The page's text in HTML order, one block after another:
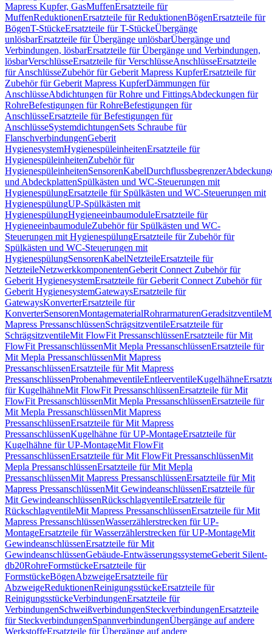
Mapress Kupfer, GasMuffenErsatzteile für
MuffenReduktionenErsatzteile für ReduktionenBögenErsatzteile für
BögenT-StückeErsatzteile für T-StückeÜbergänge
unlösbarErsatzteile für Übergänge unlösbarÜbergänge und
Verbindungen, lösbarErsatzteile für Übergänge und Verbindungen,
lösbarVerschlüsseErsatzteile für VerschlüsseAnschlüsseErsatzteile
für AnschlüsseZubehör für Geberit Mapress KupferErsatzteile für
Zubehör für Geberit Mapress KupferDämmungen für
AnschlüsseAbdichtungen für Rohre und FittingsAbdeckungen für
RohreBefestigungen für RohreBefestigungen für
AnschlüsseErsatzteile für Befestigungen für
AnschlüsseSystemdichtungenSets Schraube für
FlanschverbindungenGeberit
HygienesystemHygienespüleinheitenErsatzteile für
HygienespüleinheitenZubehör für
HygienespüleinheitenSensorenKabelDurchflussbegrenzer
und AbdeckplattenSpülkästen und WC-Steuerungen mit
HygienespülungErsatzteile für Spülkästen und WC-Steuerungen mit
HygienespülungUP-Spülkästen mit
HygienespülungHygieneeinbaumoduleErsatzteile für
HygieneeinbaumoduleZubehör für Spülkästen und WC-
Steuerungen mit HygienespülungErsatzteile für Zubehör für
Spülkästen und WC-Steuerungen mit
HygienespülungSensorenKabelNetzteileErsatzteile für
NetzteileNetzwerkkomponentenGeberit Connect Zubehör für
Geberit HygienesystemErsatzteile für Geberit Connect Zubehör für
Geberit HygienesystemGatewaysErsatzteile für
GatewaysKonverterErsatzteile für
KonverterSensorenMontagematerialRohrarmaturenGeradsitzventile
Mapress PressanschlüssenSchrägsitzventileErsatzteile für
SchrägsitzventileMit FlowFit PressanschlüssenErsatzteile für Mit
FlowFit PressanschlüssenMit Mepla PressanschlüssenErsatzteile für
Mit Mepla PressanschlüssenMit Mapress
PressanschlüssenErsatzteile für Mit Mapress
PressanschlüssenProbenahmeventileEntleerventileKugelhähne
für KugelhähneMit FlowFit PressanschlüssenErsatzteile für Mit
FlowFit PressanschlüssenMit Mepla PressanschlüssenErsatzteile für
Mit Mepla PressanschlüssenMit Mapress
PressanschlüssenErsatzteile für Mit Mapress
PressanschlüssenKugelhähne für UP-MontageErsatzteile für
Kugelhähne für UP-MontageMit FlowFit
PressanschlüssenErsatzteile für Mit FlowFit PressanschlüssenMit
Mepla PressanschlüssenErsatzteile für Mit Mepla
PressanschlüssenMit Mapress PressanschlüssenErsatzteile für Mit
Mapress PressanschlüssenMit GewindeanschlüssenErsatzteile für
Mit GewindeanschlüssenRückschlagventileErsatzteile für
RückschlagventileMit Mapress PressanschlüssenErsatzteile für Mit
Mapress PressanschlüssenWasserzählerstrecken für UP-
MontageErsatzteile für Wasserzählerstrecken für UP-MontageMit
GewindeanschlüssenErsatzteile für Mit
GewindeanschlüssenGebäude-EntwässerungssystemeGeberit Silent-
db20RohreFormstückeErsatzteile für
FormstückeBögenAbzweigeErsatzteile für
AbzweigeReduktionenReinigungsstückeErsatzteile für
ReinigungsstückeVerbindungenErsatzteile für
VerbindungenSchweißverbindungenSteckverbindungenErsatzteile
für SteckverbindungenSpannverbindungenÜbergänge auf andere
WerkstoffeErsatzteile für Übergänge auf andere